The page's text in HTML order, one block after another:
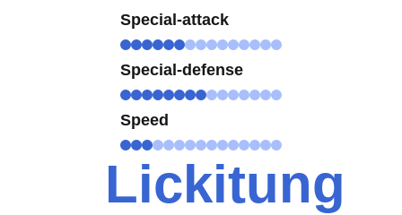
Special-attack
Special-defense
Speed
Lickitung